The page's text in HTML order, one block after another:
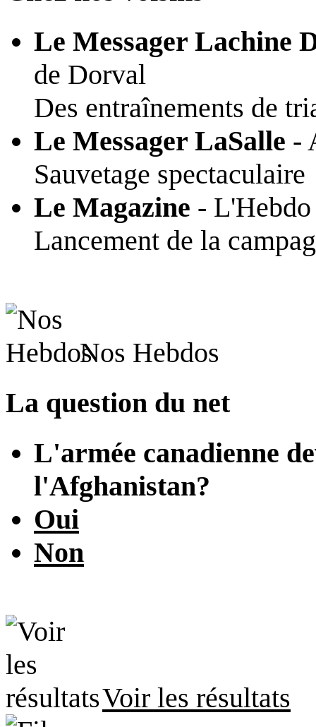
Le Messager Lachine
de Dorval
Des entraînements de
Le Messager LaSalle -
Sauvetage spectaculaire
Le Magazine -
Lancement de la
Nos Hebdos
La question du net
L'armée canadienne
l'Afghanistan?
Oui
Non
Voir les résultats